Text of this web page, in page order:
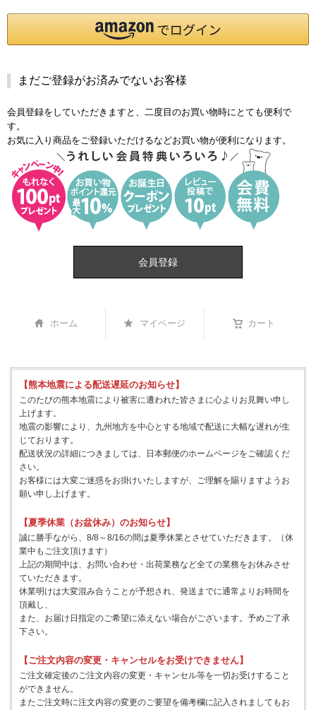
まだご登録がお済みでないお客様
会員登録をしていただきますと、二度目のお買い物時にとても便利で
す。
お気に入り商品をご登録いただけるなどお買い物が便利になります。
会員登録
ホーム マイページ カート
【熊本地震による配送遅延のお知らせ】
このたびの熊本地震により被害に遭われた皆さまに心よりお見舞い申し
上げます。
地震の影響により、九州地方を中心とする地域で配送に大幅な遅れが生
じております。
配送状況の詳細につきましては、日本郵便のホームページをご確認くだ
さい。
お客様には大変ご迷惑をお掛けいたしますが、ご理解を賜りますようお
願い申し上げます。
【夏季休業（お盆休み）のお知らせ】
誠に勝手ながら、8/8～8/16の間は夏季休業とさせていただきます。（休
業中もご注文頂けます）
上記の期間中は、お問い合わせ・出荷業務など全ての業務をお休みさせ
ていただきます。
休業明けは大変混み合うことが予想され、発送までに通常よりお時間を
頂戴し、
また、お届け日指定のご希望に添えない場合がございます。予めご了承
下さい。
【ご注文内容の変更・キャンセルをお受けできません】
ご注文確定後のご注文内容の変更・キャンセル等を一切お受けすること
ができません。
またご注文時に注文内容の変更のご要望を備考欄に記入されましてもお